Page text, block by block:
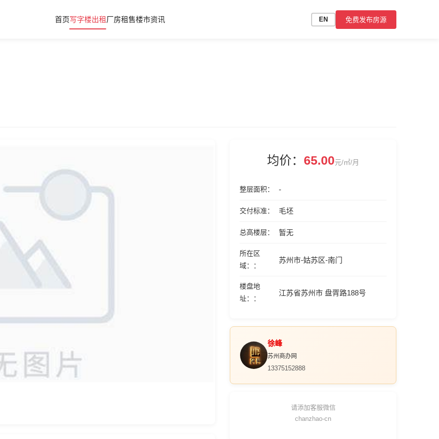
首页写字楼出租 厂房租售楼市资讯 EN 免费发布房源
均价： 65.00元/㎡/月
整层面积 -
交付标准 毛坯
总高楼层 暂无
所在区
域：
苏州市-姑苏区-南门
楼盘地
址：
江苏省苏州市 盘胥路188号
徐峰
苏州商办网
13375152888
请添加客服微信
chanzhao-cn